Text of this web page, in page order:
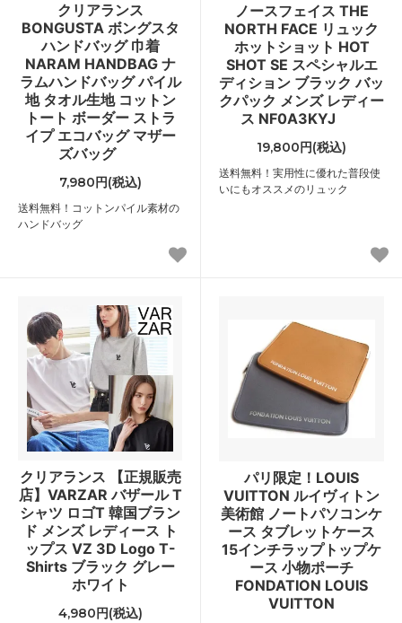
クリアランス
BONGUSTA ボングスタ
ハンドバッグ 巾着
NARAM HANDBAG ナ
ラムハンドバッグ パイル
地 タオル生地 コットン
トート ボーダー ストラ
イプ エコバッグ マザー
ズバッグ
7,980円(税込)
送料無料！コットンパイル素材の
ハンドバッグ
ノースフェイス THE
NORTH FACE リュック
ホットショット HOT
SHOT SE スペシャルエ
ディション ブラック バッ
クパック メンズ レディー
ス NF0A3KYJ
19,800円(税込)
送料無料！実用性に優れた普段使
いにもオススメのリュック
クリアランス 【正規販売
店】VARZAR バザール T
シャツ ロゴT 韓国ブラン
ド メンズ レディース ト
ップス VZ 3D Logo T-
Shirts ブラック グレー
ホワイト
4,980円(税込)
パリ限定！LOUIS
VUITTON ルイヴィトン
美術館 ノートパソコンケ
ース タブレットケース
15インチラップトップケ
ース 小物ポーチ
FONDATION LOUIS
VUITTON